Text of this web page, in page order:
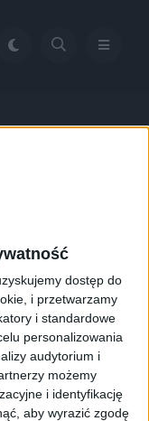
dostęp do
i przetwarzamy
i standardowe
personalizowania
audytorium i
możemy
i identyfikację
aby wyrazić zgodę
Divine